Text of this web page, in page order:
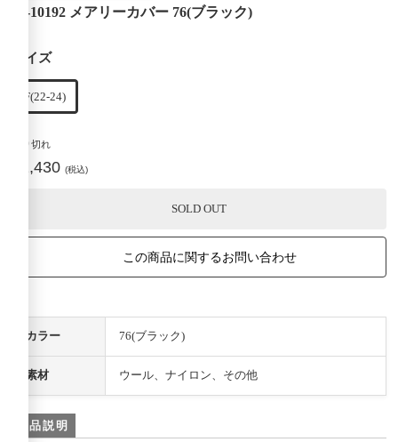
11-10192 メアリーカバー 76(ブラック)
サイズ
F(22-24)
売り切れ
¥1,430 (税込)
SOLD OUT
この商品に関するお問い合わせ
カラー 76(ブラック)
素材 ウール、ナイロン、その他
商品説明